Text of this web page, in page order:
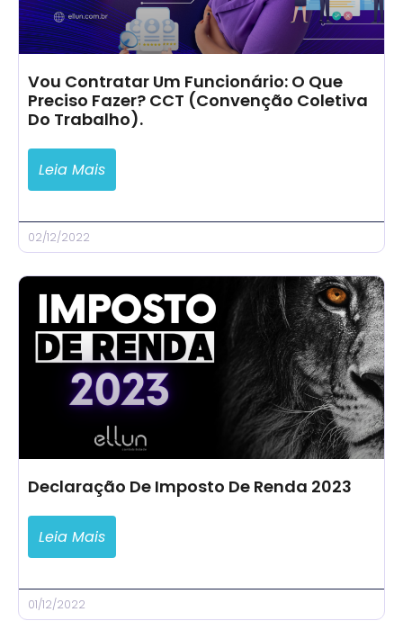
Vou Contratar Um Funcionário: O Que
Preciso Fazer? CCT (Convenção Coletiva
Do Trabalho).
Leia Mais
02/12/2022
Declaração De Imposto De Renda 2023
Leia Mais
01/12/2022